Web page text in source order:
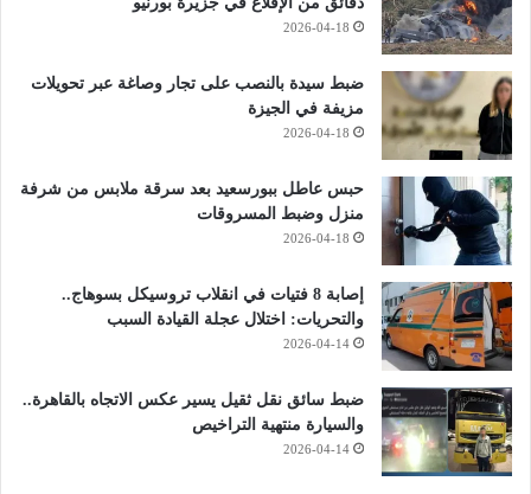
2026-04-18
ضبط سيدة بالنصب على تجار وصاغة عبر تحويلات
مزيفة في الجيزة
2026-04-18
حبس عاطل ببورسعيد بعد سرقة ملابس من شرفة
منزل وضبط المسروقات
2026-04-18
إصابة 8 فتيات في انقلاب تروسيكل بسوهاج..
والتحريات: اختلال عجلة القيادة السبب
2026-04-14
ضبط سائق نقل ثقيل يسير عكس الاتجاه بالقاهرة..
والسيارة منتهية التراخيص
2026-04-14